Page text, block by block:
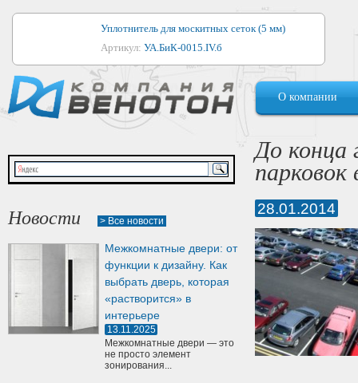
Уплотнитель для москитных сеток (5 мм)
Артикул: УА.БиК-0015.IV.б
Уплотнитель для алюминиевых окон
Артикул:1044
Уплотнитель для деревянных окон
Артикул:УМ.БиК-0062.IV.б
Уплотнитель лоджиевый для (4, 5, 6 мм)
Уплотнитель для деревянных дверей
Артикул:
О компании
Новости > Все новости
Межкомнатные двери: от
функции к дизайну. Как
выбрать дверь, которая
«растворится» в
интерьере
13.11.2025
Межкомнатные двери — это
не просто элемент
зонирования...
До конца
28.01.2014